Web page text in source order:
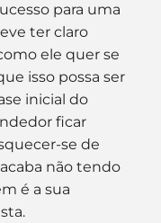
para uma
ter claro
ele quer se
isso possa ser
inicial do
ficar
se de
não tendo
é a sua